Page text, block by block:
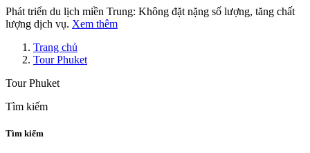
Phát triển du lịch miền Trung: Không đặt nặng số lượng, tăng chất
lượng dịch vụ. Xem thêm
Trang chủ
Tour Phuket
Tour Phuket
Tìm kiếm
Tìm kiếm